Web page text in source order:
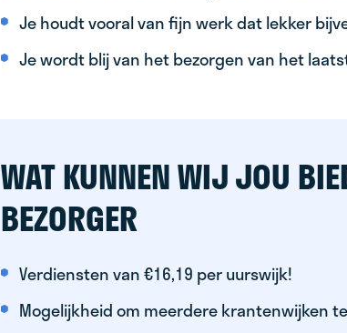
Je houdt vooral van fijn werk dat lekker
Je wordt blij van het bezorgen van het
WAT KUNNEN WIJ JOU
BEZORGER
Verdiensten van €16,19 per uurswijk!
Mogelijkheid om meerdere krantenwijken